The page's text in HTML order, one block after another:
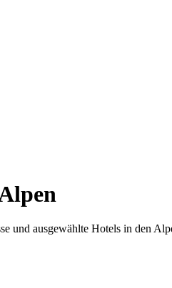
und ausgewählte Hotels in den